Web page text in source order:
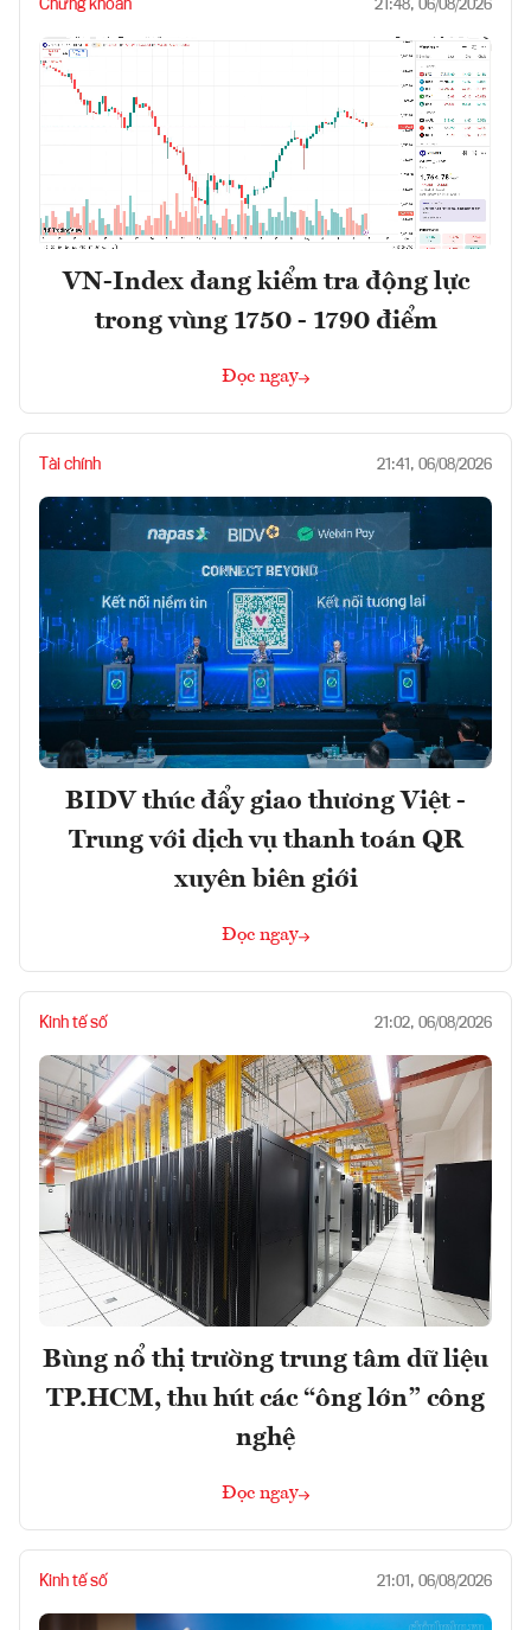
Chứng khoán 21:48, 06/08/2026
VN-Index đang kiểm tra động lực
trong vùng 1750 - 1790 điểm
Đọc ngay
Tài chính 21:41, 06/08/2026
BIDV thúc đẩy giao thương Việt -
Trung với dịch vụ thanh toán QR
xuyên biên giới
Đọc ngay
Kinh tế số 21:02, 06/08/2026
Bùng nổ thị trường trung tâm dữ liệu
TP.HCM, thu hút các “ông lớn” công
nghệ
Đọc ngay
Kinh tế số 21:01, 06/08/2026